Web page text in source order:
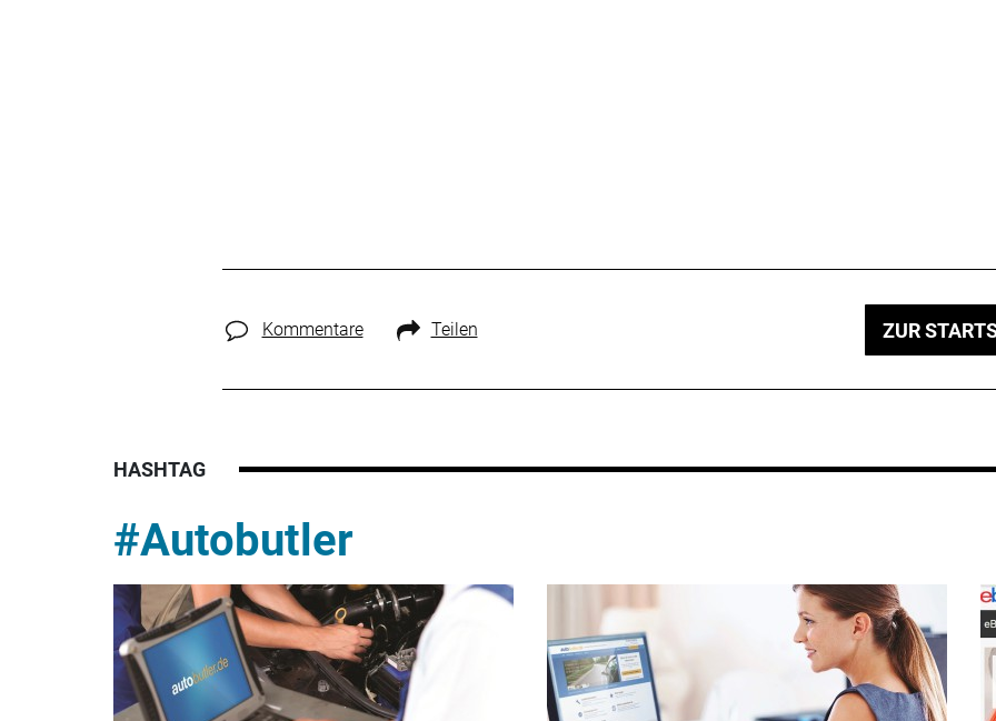
Kommentare Teilen ZUR
HASHTAG
#Autobutler